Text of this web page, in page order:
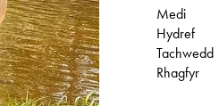
Medi
Hydref
Tachwedd
Rhagfyr